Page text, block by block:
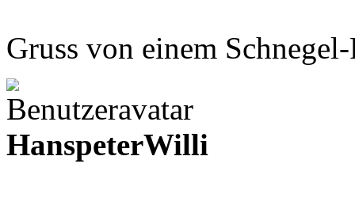
Gruss von einem
HanspeterWilli